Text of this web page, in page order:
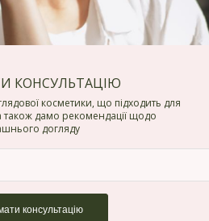
КОНСУЛЬТАЦІЮ
косметики, що підходить для
також дамо рекомендації щодо
догляду